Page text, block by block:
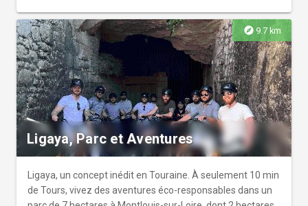
brunchs… Artistes et intervenants locaux tout au long de la
saison. Côté menu ; vous apprécierez les planches de
fromages et de charcuterie 100% « Made in Touraine »,
des plats en bocaux de Touraine, des produits de saison et
artisanaux, des boissons locales… La Guinguette est
ouverte du vendredi soir au dimanche midi, ainsi que les
veilles et les midis des jours fériés. Réservation table
uniquement par sms. Réservation animations en ligne.
Repas d'affaires ou événements privés toute la semaine
toute l'année.
explore 9.7 km
Ligaya, Parc et Aventures
Ligaya, un concept inédit en Touraine. À seulement 10 min
de Tours, vivez des aventures éco-responsables dans un